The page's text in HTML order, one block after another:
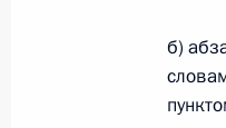
О
б)